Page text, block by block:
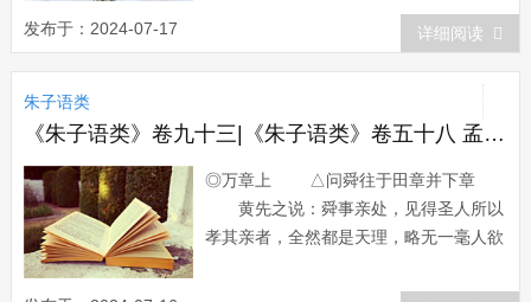
修。曰：固是。然圣贤言仁字处，便有个
温厚慈祥之意，带个爱底道理。下文便言
亲亲为大。〔〈螢，中虫改田〉〕
发布于：2024-07-17 详细阅读
朱子语类
《朱子语类》卷九十三|《朱子语类》卷五十八 孟子八
◎万章上 △问舜往于田章并下章
黄先之说：舜事亲处，见得圣人所以
孝其亲者，全然都是天理，略无一毫人欲
惟顺於父母可以解忧。曰：圣人一身浑然